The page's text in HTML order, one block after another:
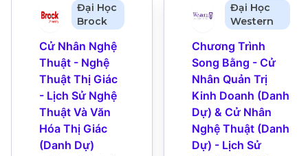
Đại Học
Brock
Cử Nhân Nghệ
Thuật - Nghệ
Thuật Thị Giác
- Lịch Sử Nghệ
Thuật Và Văn
Hóa Thị Giác
(Danh Dự)
Đại Học
Western
Chương Trình
Song Bằng - Cử
Nhân Quản Trị
Kinh Doanh (Danh
Dự) & Cử Nhân
Nghệ Thuật (Danh
Dự) - Lịch Sử